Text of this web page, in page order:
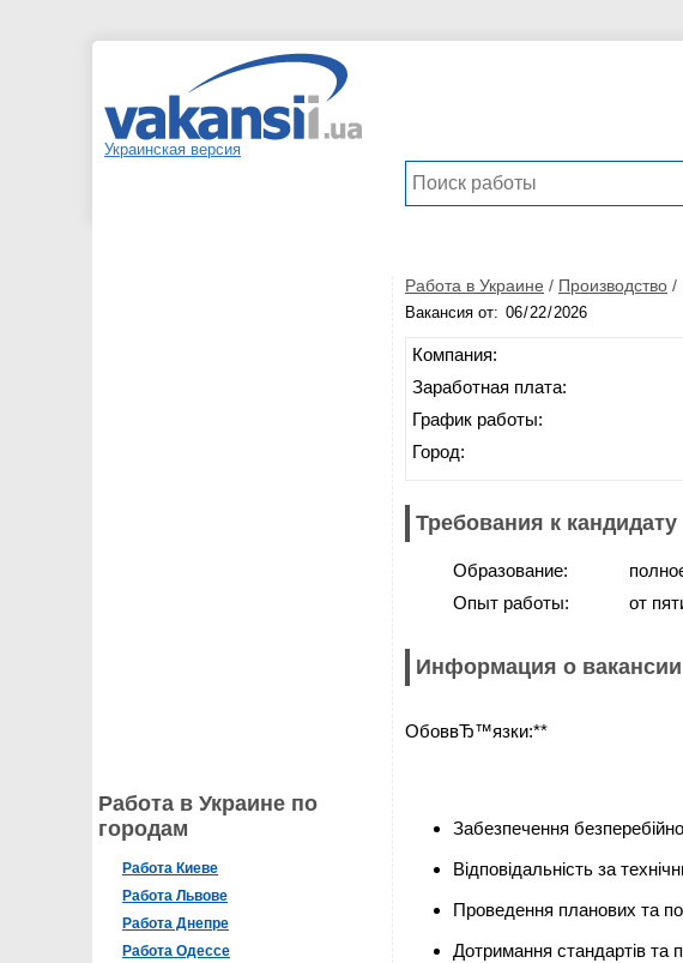
Украинская версия
Работа в Украине по
городам
Работа Киеве
Работа Львове
Работа Днепре
Работа Одессе
Работа в Украине / Производство /
Вакансия от:
Компания:
Заработная плата:
График работы:
Город:
Требования к кандидату
Образование:
Опыт работы:
от
Информация о вакансии
ОбоввЂ™язки:**
Забезпечення
Відповідальність за
Проведення планових та
Дотримання стандартів та